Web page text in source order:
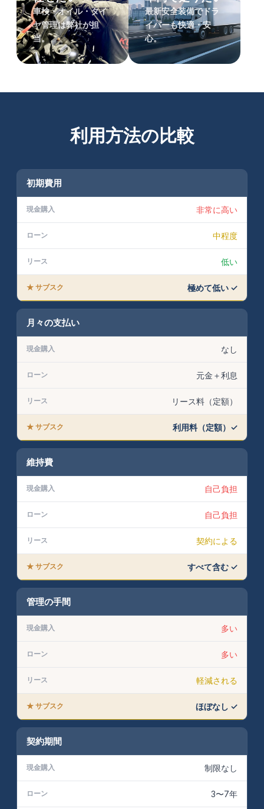
車検・オイル・タイ
ヤ管理は弊社が担
当。
最新安全装備でドラ
イバーも快適・安
心。
利用方法の比較
初期費用
非常に高い
中程度
低い
極めて低い ✓
月々の支払い
なし
元金＋利息
リース料（定額）
利用料（定額）✓
維持費
自己負担
自己負担
契約による
すべて含む ✓
管理の手間
多い
多い
軽減される
ほぼなし ✓
契約期間
制限なし
3〜7年